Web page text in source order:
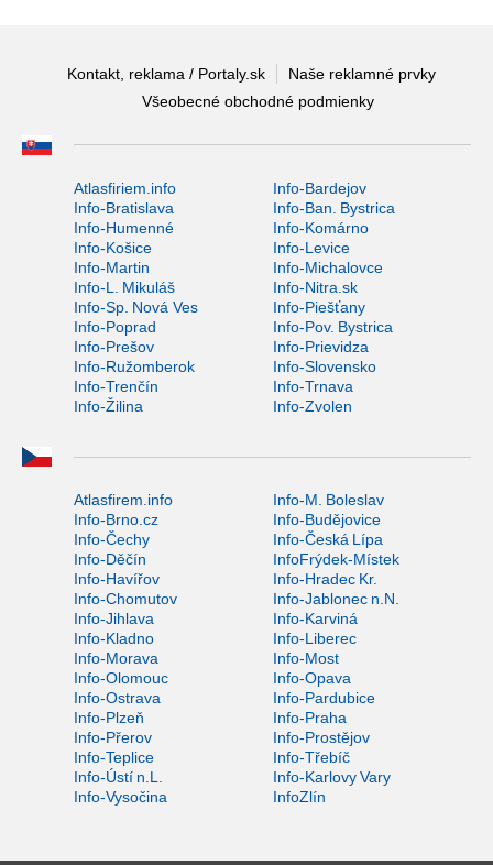
Kontakt, reklama / Portaly.sk
Naše reklamné prvky
Všeobecné obchodné podmienky
Atlasfiriem.info
Info-Bardejov
Info-Bratislava
Info-Ban. Bystrica
Info-Humenné
Info-Komárno
Info-Košice
Info-Levice
Info-Martin
Info-Michalovce
Info-L. Mikuláš
Info-Nitra.sk
Info-Sp. Nová Ves
Info-Piešťany
Info-Poprad
Info-Pov. Bystrica
Info-Prešov
Info-Prievidza
Info-Ružomberok
Info-Slovensko
Info-Trenčín
Info-Trnava
Info-Žilina
Info-Zvolen
Atlasfirem.info
Info-M. Boleslav
Info-Brno.cz
Info-Budějovice
Info-Čechy
Info-Česká Lípa
Info-Děčín
InfoFrýdek-Místek
Info-Havířov
Info-Hradec Kr.
Info-Chomutov
Info-Jablonec n.N.
Info-Jihlava
Info-Karviná
Info-Kladno
Info-Liberec
Info-Morava
Info-Most
Info-Olomouc
Info-Opava
Info-Ostrava
Info-Pardubice
Info-Plzeň
Info-Praha
Info-Přerov
Info-Prostějov
Info-Teplice
Info-Třebíč
Info-Ústí n.L.
Info-Karlovy Vary
Info-Vysočina
InfoZlín